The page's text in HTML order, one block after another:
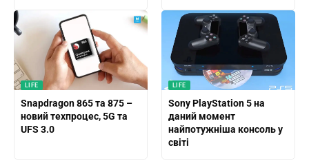
LIFE
Snapdragon 865 та 875 –
новий техпроцес, 5G та
UFS 3.0
LIFE
Sony PlayStation 5 на
даний момент
найпотужніша консоль у
світі